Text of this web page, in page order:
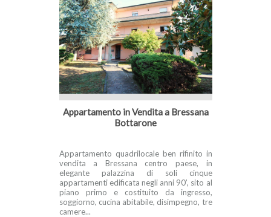
Appartamento in Vendita a Bressana
Bottarone
Appartamento quadrilocale ben rifinito in
vendita a Bressana centro paese, in
elegante palazzina di soli cinque
appartamenti edificata negli anni 90’, sito al
piano primo e costituito da ingresso,
soggiorno, cucina abitabile, disimpegno, tre
camere...